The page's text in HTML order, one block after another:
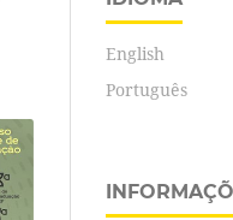
English
Português